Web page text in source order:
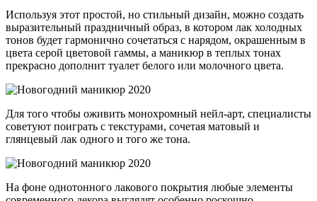
Используя этот простой, но стильный дизайн, можно создать
выразительный праздничный образ, в котором лак холодных
тонов будет гармонично сочетаться с нарядом, окрашенным в
цвета серой цветовой гаммы, а маникюр в теплых тонах
прекрасно дополнит туалет белого или молочного цвета.
Для того чтобы оживить монохромный нейл-арт, специалисты
советуют поиграть с текстурами, сочетая матовый и
глянцевый лак одного и того же тона.
На фоне однотонного лакового покрытия любые элементы